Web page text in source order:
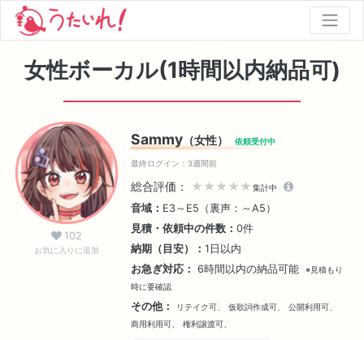
女性ボーカル(1時間以内納品可)
102
お気に入りに追加
Sammy （女性） 依頼受付中
最終ログイン：3週間前
総合評価： ★★★★★ 集計中
音域： E3～E5（裏声：～A5）
見積・依頼中の件数：0件
納期（目安）：1日以内
お急ぎ対応： 6時間以内の納品可能
※見積もり
時に要確認
その他： リテイク可、 仮歌詞作成可、
公開利用可、
商用利用可、
権利譲渡可、